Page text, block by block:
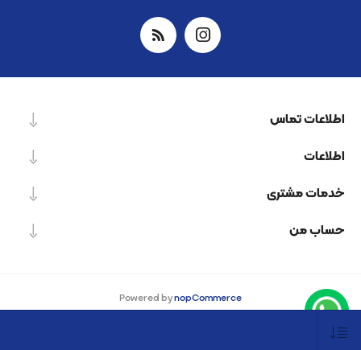
اطلاعات تماس
اطلاعات
خدمات مشتری
حساب من
Powered bynopCommerce
Designed byNop-Templates.com